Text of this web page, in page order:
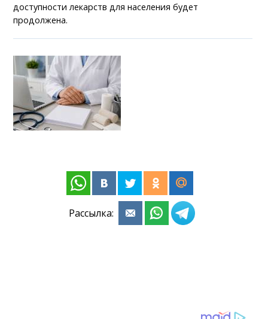
доступности лекарств для населения будет
продолжена.
Рассылка: